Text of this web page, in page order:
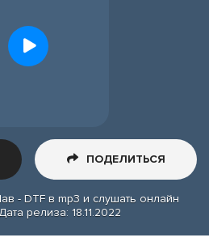
ПОДЕЛИТЬСЯ
- DTF в mp3 и слушать онлайн
релиза: 18.11.2022